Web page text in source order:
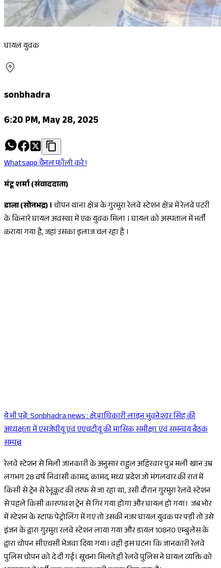
घायल युवक
sonbhadra
6:20 PM, May 28, 2025
Whatsapp चैनल फॉलो करे !
मंटू शर्मा (संवाददाता)
डाला (सोनभद्र) ।चोपन थाना क्षेत्र के गुरमुरा रेलवे स्टेशन क्षेत्र में रेलवे पटरी
के किनारे घायल अवस्था में एक युवक मिला । घायल को अस्पताल में भर्ती
कराया गया है, जहां उसका इलाज चल रहा है ।
Sponsored
ये भी पढ़ें:Sonbhadra news : क्षेत्राधिकारी लाइन भुवनेश्वर सिंह की
अध्यक्षता में एसजेपीयू एवं एएचटीयू की मासिक समीक्षा एवं समन्वय बैठक
सम्पन्न
रेलवे स्टेशन से मिली जानकारी के अनुसार राहुल अहिरवार पुत्र मली खान उम्र
लगभग 28 वर्ष निवासी कामद, कामद, मध्य प्रदेश जो मंगलवार की रात में
किसी से ट्रेन से रेनूकूट की तरफ से जा रहा था, उसी दौरान गुरमुरा रेलवे स्टेशन
से पहले किसी कारणवश ट्रेन से गिर गया होगा और घायल हो गया। जब भोर
में स्टेशन के स्टाफ पेट्रोलिंग में गए तो उसकी नजर घायल युवक पर पड़ी तो उसे
इंजन के द्वारा गुरमुरा रलवे स्टेशन लाया गया और डायल 108न0 एम्बुलेंस के
द्वारा चोपन सीएचसी भेजवा दिया गया। वही इस घटना कि जानकारी रेलवे
पुलिस चोपन को दे दी गई। सूचना मिलते ही रेलवे पुलिस ने घायल व्यक्ति को